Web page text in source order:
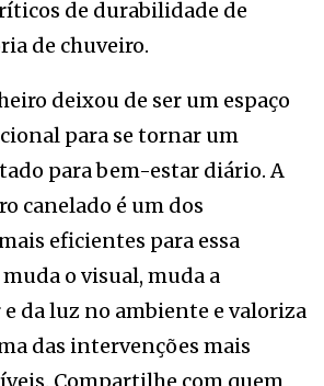
de durabilidade de
de chuveiro.
deixou de ser um espaço
para se tornar um
para bem-estar diário. A
canelado é um dos
eficientes para essa
o visual, muda a
da luz no ambiente e valoriza
das intervenções mais